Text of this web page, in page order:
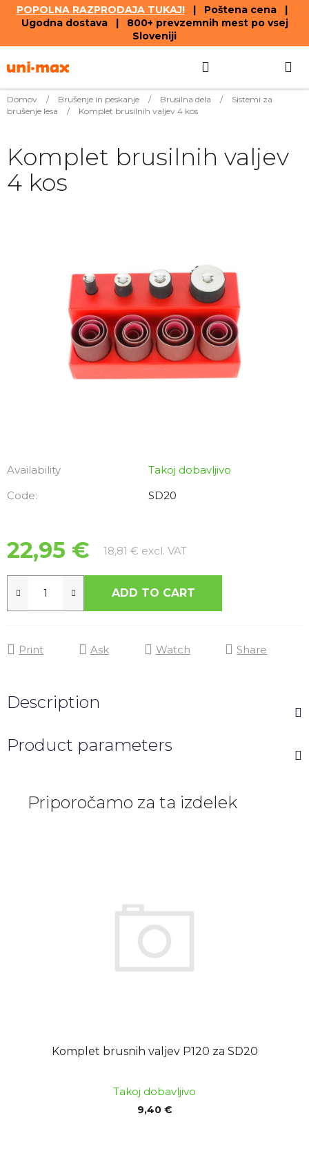
POPOLNA RAZPRODAJA TUKAJ!| Poštena cena |
Ugodna dostava | 800+ prevzemnih mest po vsej
Sloveniji
to
Domov / Brušenje in peskanje / Brusilna dela /
Sistemi za
brušenje lesa
/ Komplet brusilnih valjev 4 kos
Availability
Takoj dobavljivo
Code:
SD20
22,95 € 18,81 € excl. VATMeasure price:
ADD TO CART
Print Ask Watch Share
Komplet brusilnih valjev
4 kos
Description
Product parameters
Priporočamo za ta izdelek
Komplet brusnih valjev P120 za SD20
Takoj dobavljivo
9,40 €